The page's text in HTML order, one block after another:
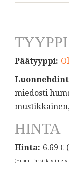
Päätyyppi:
miedosti
HINTA
Hinta: 6.69 €
(Huom! Tarkista